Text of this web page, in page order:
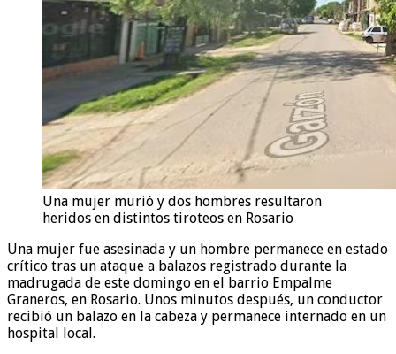
Una mujer murió y dos hombres resultaron
heridos en distintos tiroteos en Rosario
Una mujer fue asesinada y un hombre permanece en estado
crítico tras un ataque a balazos registrado durante la
madrugada de este domingo en el barrio Empalme
Graneros, en Rosario. Unos minutos después, un conductor
recibió un balazo en la cabeza y permanece internado en un
hospital local.